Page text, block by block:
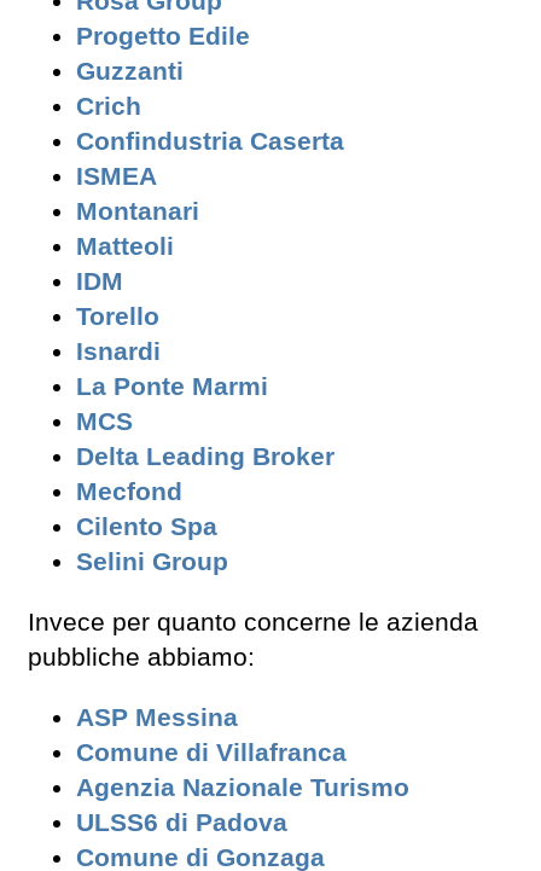
Progetto Edile
Guzzanti
Crich
Confindustria Caserta
ISMEA
Montanari
Matteoli
IDM
Torello
Isnardi
La Ponte Marmi
MCS
Delta Leading Broker
Mecfond
Cilento Spa
Selini Group
Invece per quanto concerne le azienda
pubbliche abbiamo:
ASP Messina
Comune di Villafranca
Agenzia Nazionale Turismo
ULSS6 di Padova
Comune di Gonzaga